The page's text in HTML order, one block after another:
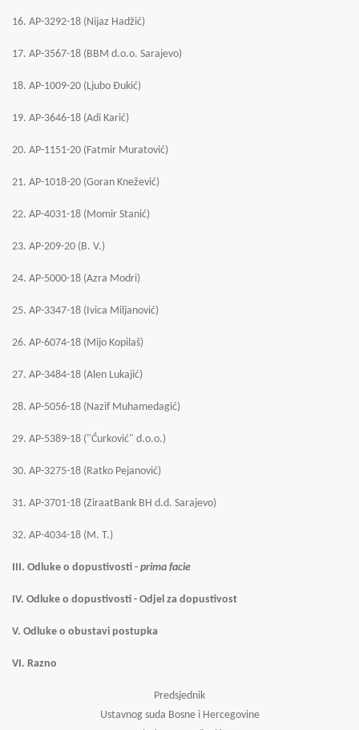
16. AP-3292-18 (Nijaz Hadžić)
17. AP-3567-18 (BBM d.o.o. Sarajevo)
18. AP-1009-20 (Ljubo Đukić)
19. AP-3646-18 (Adi Karić)
20. AP-1151-20 (Fatmir Muratović)
21. AP-1018-20 (Goran Knežević)
22. AP-4031-18 (Momir Stanić)
23. AP-209-20 (B. V.)
24. AP-5000-18 (Azra Modri)
25. AP-3347-18 (Ivica Miljanović)
26. AP-6074-18 (Mijo Kopilaš)
27. AP-3484-18 (Alen Lukajić)
28. AP-5056-18 (Nazif Muhamedagić)
29. AP-5389-18 ("Ćurković" d.o.o.)
30. AP-3275-18 (Ratko Pejanović)
31. AP-3701-18 (ZiraatBank BH d.d. Sarajevo)
32. AP-4034-18 (M. T.)
III. Odluke o dopustivosti - prima facie
IV. Odluke o dopustivosti - Odjel za dopustivost
V. Odluke o obustavi postupka
VI. Razno
Predsjednik
Ustavnog suda Bosne i Hercegovine